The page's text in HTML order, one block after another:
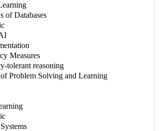
of Databases
Measures
tolerant reasoning
Problem Solving and Learning